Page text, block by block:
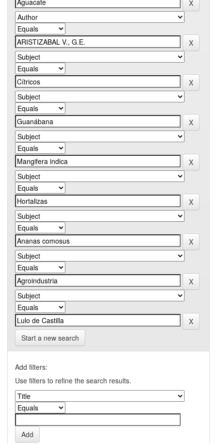
Start a new search
Add filters:
Use filters to refine the search results.